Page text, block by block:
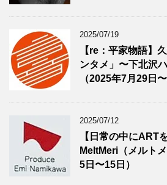
2025/07/19
【re：平家物語】
ンタメ」〜下北沢
（2025年7月29日〜
2025/07/12
【日常の中にART
MeltMeri（メルト
5日〜15日）